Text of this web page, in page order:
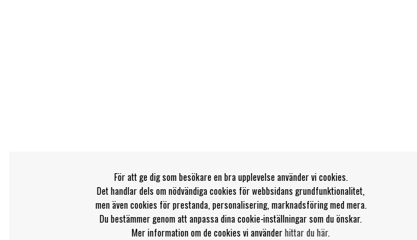
För att ge dig som besökare en bra upplevelse använder vi cookies.
Det handlar dels om nödvändiga cookies för webbsidans grundfunktionalitet,
men även cookies för prestanda, personalisering, marknadsföring med mera.
Du bestämmer genom att anpassa dina cookie-inställningar som du önskar.
Mer information om de cookies vi använderhittar du här.